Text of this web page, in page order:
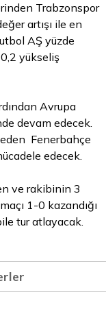
Trabzonspor
artışı ile en
AŞ yüzde
yükseliş
Avrupa
devam edecek.
Fenerbahçe
edecek.
ve rakibinin 3
1-0 kazandığı
tur atlayacak.